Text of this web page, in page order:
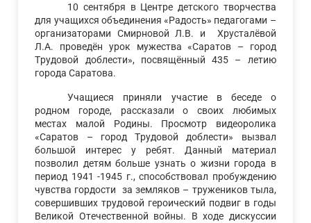
10 сентября в Центре детского творчества
для учащихся объединения «Радость» педагогами –
организаторами Смирновой Л.В. и Хрусталёвой
Л.А. проведён урок мужества «Саратов – город
Трудовой доблести», посвящённый 435 – летию
города Саратова.
Учащиеся приняли участие в беседе о
родном городе, рассказали о своих любимых
местах малой Родины. Просмотр видеоролика
«Саратов – город Трудовой доблести» вызвал
большой интерес у ребят. Данный материал
позволил детям больше узнать о жизни города в
период 1941 -1945 г., способствовал пробуждению
чувства гордости за земляков – тружеников тыла,
совершивших трудовой героический подвиг в годы
Великой Отечественной войны. В ходе дискуссии